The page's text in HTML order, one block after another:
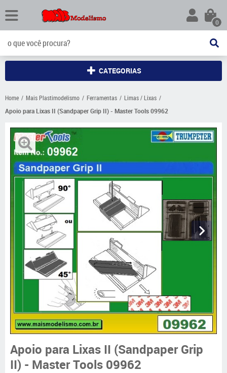
0
CATEGORIAS
Home Mais Plastimodelismo Ferramentas
Limas / Lixas
Apoio para Lixas II (Sandpaper Grip II) - Master Tools 09962
Apoio para Lixas II (Sandpaper Grip
II) - Master Tools 09962